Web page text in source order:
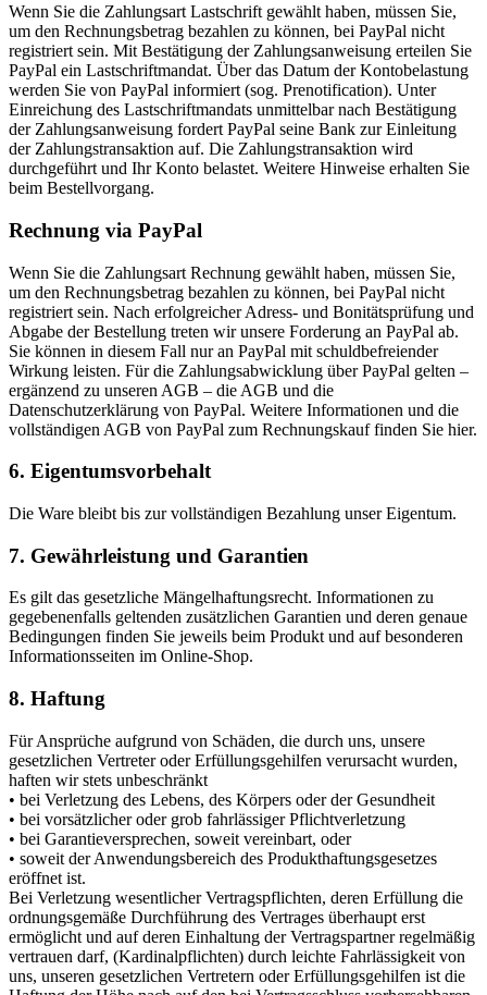
Wenn Sie die Zahlungsart Lastschrift gewählt haben, müssen Sie,
um den Rechnungsbetrag bezahlen zu können, bei PayPal nicht
registriert sein. Mit Bestätigung der Zahlungsanweisung erteilen Sie
PayPal ein Lastschriftmandat. Über das Datum der Kontobelastung
werden Sie von PayPal informiert (sog. Prenotification). Unter
Einreichung des Lastschriftmandats unmittelbar nach Bestätigung
der Zahlungsanweisung fordert PayPal seine Bank zur Einleitung
der Zahlungstransaktion auf. Die Zahlungstransaktion wird
durchgeführt und Ihr Konto belastet. Weitere Hinweise erhalten Sie
beim Bestellvorgang.
Rechnung via PayPal
Wenn Sie die Zahlungsart Rechnung gewählt haben, müssen Sie,
um den Rechnungsbetrag bezahlen zu können, bei PayPal nicht
registriert sein. Nach erfolgreicher Adress- und Bonitätsprüfung und
Abgabe der Bestellung treten wir unsere Forderung an PayPal ab.
Sie können in diesem Fall nur an PayPal mit schuldbefreiender
Wirkung leisten. Für die Zahlungsabwicklung über PayPal gelten –
ergänzend zu unseren AGB – die AGB und die
Datenschutzerklärung von PayPal. Weitere Informationen und die
vollständigen AGB von PayPal zum Rechnungskauf finden Sie hier.
6. Eigentumsvorbehalt
Die Ware bleibt bis zur vollständigen Bezahlung unser Eigentum.
7. Gewährleistung und Garantien
Es gilt das gesetzliche Mängelhaftungsrecht. Informationen zu
gegebenenfalls geltenden zusätzlichen Garantien und deren genaue
Bedingungen finden Sie jeweils beim Produkt und auf besonderen
Informationsseiten im Online-Shop.
8. Haftung
Für Ansprüche aufgrund von Schäden, die durch uns, unsere
gesetzlichen Vertreter oder Erfüllungsgehilfen verursacht wurden,
haften wir stets unbeschränkt
• bei Verletzung des Lebens, des Körpers oder der Gesundheit
• bei vorsätzlicher oder grob fahrlässiger Pflichtverletzung
• bei Garantieversprechen, soweit vereinbart, oder
• soweit der Anwendungsbereich des Produkthaftungsgesetzes
eröffnet ist.
Bei Verletzung wesentlicher Vertragspflichten, deren Erfüllung die
ordnungsgemäße Durchführung des Vertrages überhaupt erst
ermöglicht und auf deren Einhaltung der Vertragspartner regelmäßig
vertrauen darf, (Kardinalpflichten) durch leichte Fahrlässigkeit von
uns, unseren gesetzlichen Vertretern oder Erfüllungsgehilfen ist die